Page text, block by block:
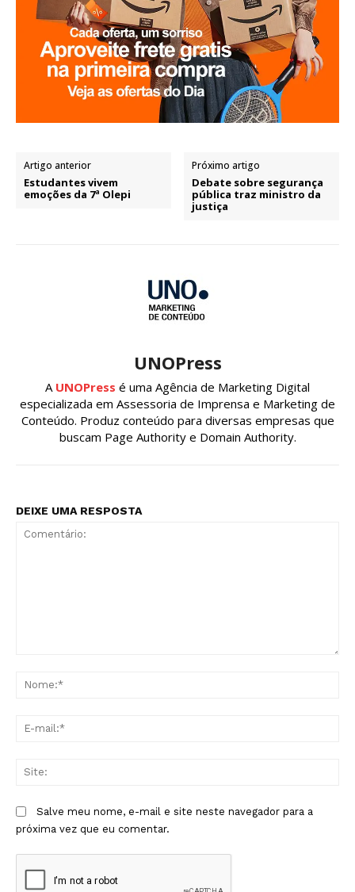
Artigo anterior
Estudantes vivem
emoções da 7ª Olepi
Próximo artigo
Debate sobre segurança
pública traz ministro da
justiça
UNOPress
A UNOPress é uma Agência de Marketing Digital
especializada em Assessoria de Imprensa e Marketing de
Conteúdo. Produz conteúdo para diversas empresas que
buscam Page Authority e Domain Authority.
DEIXE UMA RESPOSTA
Salve meu nome, e-mail e site neste navegador para a
próxima vez que eu comentar.